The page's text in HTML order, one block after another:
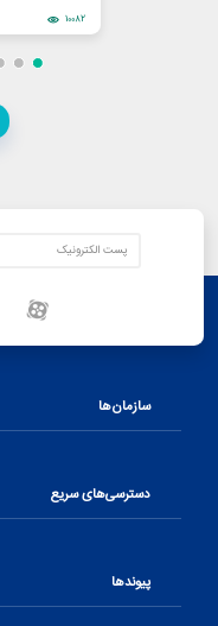
10082
سازمان‌ها
دسترسی‌های سریع
پیوندها